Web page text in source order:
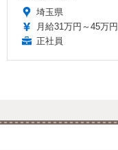
埼玉県
月給31万円～45万円
正社員